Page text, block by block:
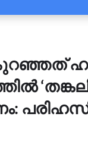
കുറഞ്ഞത്